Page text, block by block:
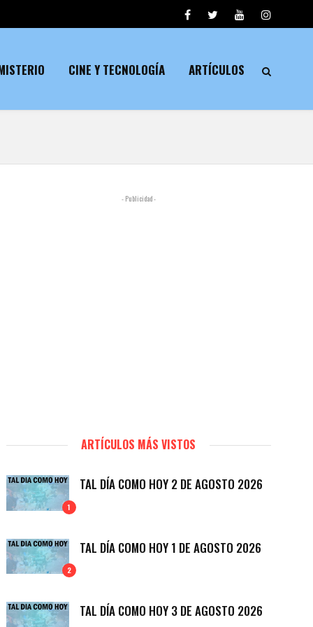
CINE Y TECNOLOGÍA ARTÍCULOS
- Publicidad -
ARTÍCULOS MÁS VISTOS
1
TAL DÍA COMO HOY 2 DE AGOSTO 2026
2
TAL DÍA COMO HOY 1 DE AGOSTO 2026
TAL DÍA COMO HOY 3 DE AGOSTO 2026